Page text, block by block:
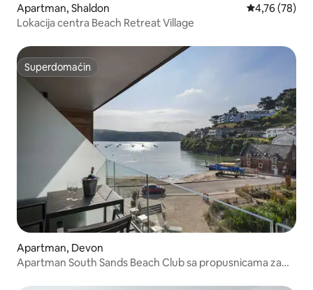
Apartman, Shaldon Prosečna
4,76 (78)
Lokacija centra Beach Retreat Village
Superdomaćin
Superdomaćin
Apartman, Devon
Apartman South Sands Beach Club sa propusnicama za